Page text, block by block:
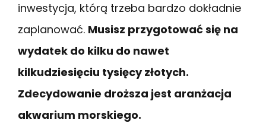
inwestycja, którą trzeba bardzo dokładnie
zaplanować. Musisz przygotować się na
wydatek do kilku do nawet
kilkudziesięciu tysięcy złotych.
Zdecydowanie droższa jest aranżacja
akwarium morskiego.